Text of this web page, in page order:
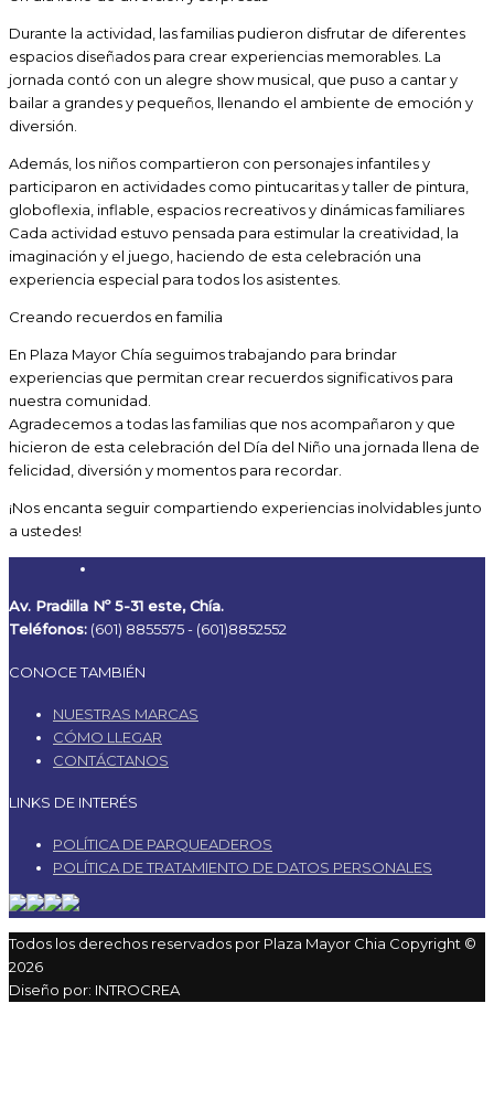
Durante la actividad, las familias pudieron disfrutar de diferentes
espacios diseñados para crear experiencias memorables. La
jornada contó con un alegre show musical, que puso a cantar y
bailar a grandes y pequeños, llenando el ambiente de emoción y
diversión.
Además, los niños compartieron con personajes infantiles y
participaron en actividades como pintucaritas y taller de pintura,
globoflexia, inflable, espacios recreativos y dinámicas familiares
Cada actividad estuvo pensada para estimular la creatividad, la
imaginación y el juego, haciendo de esta celebración una
experiencia especial para todos los asistentes.
Creando recuerdos en familia
En Plaza Mayor Chía seguimos trabajando para brindar
experiencias que permitan crear recuerdos significativos para
nuestra comunidad.
Agradecemos a todas las familias que nos acompañaron y que
hicieron de esta celebración del Día del Niño una jornada llena de
felicidad, diversión y momentos para recordar.
¡Nos encanta seguir compartiendo experiencias inolvidables junto
a ustedes!
Av. Pradilla Nº 5-31 este, Chía.
Teléfonos: (601) 8855575 - (601)8852552
CONOCE TAMBIÉN
NUESTRAS MARCAS
CÓMO LLEGAR
CONTÁCTANOS
LINKS DE INTERÉS
POLÍTICA DE PARQUEADEROS
POLÍTICA DE TRATAMIENTO DE DATOS PERSONALES
Todos los derechos reservados por Plaza Mayor Chia Copyright ©
2026
Diseño por: INTROCREA